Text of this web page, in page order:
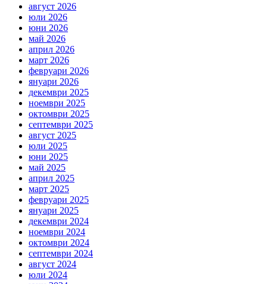
август 2026
юли 2026
юни 2026
май 2026
април 2026
март 2026
февруари 2026
януари 2026
декември 2025
ноември 2025
октомври 2025
септември 2025
август 2025
юли 2025
юни 2025
май 2025
април 2025
март 2025
февруари 2025
януари 2025
декември 2024
ноември 2024
октомври 2024
септември 2024
август 2024
юли 2024